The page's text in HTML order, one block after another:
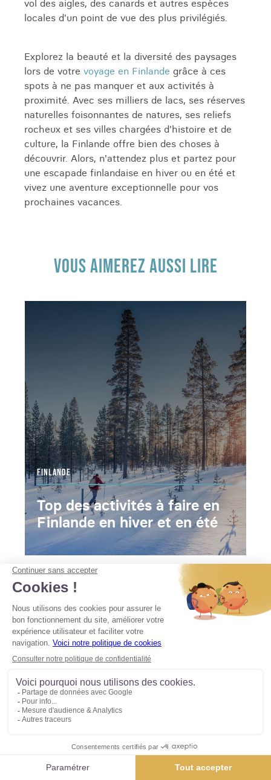
vol des aigles, des canards et autres espèces
locales d'un point de vue des plus privilégiés.
Explorez la beauté et la diversité des paysages
lors de votre voyage en Finlande grâce à ces
spots à ne pas manquer et aux activités à
proximité. Avec ses milliers de lacs, ses réserves
naturelles foisonnantes de natures, ses reliefs
rocheux et ses villes chargées d'histoire et de
culture, la Finlande offre bien des choses à
découvrir. Alors, n'attendez plus et partez pour
une escapade finlandaise en hiver ou en été et
vivez une aventure exceptionnelle pour vos
prochaines vacances.
VOUS AIMEREZ AUSSI LIRE
FINLANDE
Top des activités à faire en
Finlande en hiver et en été
ON PRÉPARE VOTRE
VOYAGE SUR-MESURE
Contactez-nous et demandez votre devis !